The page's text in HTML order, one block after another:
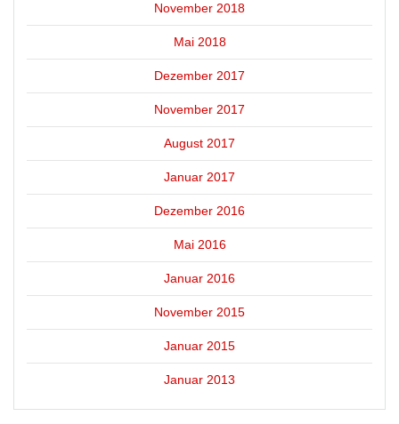
November 2018
Mai 2018
Dezember 2017
November 2017
August 2017
Januar 2017
Dezember 2016
Mai 2016
Januar 2016
November 2015
Januar 2015
Januar 2013